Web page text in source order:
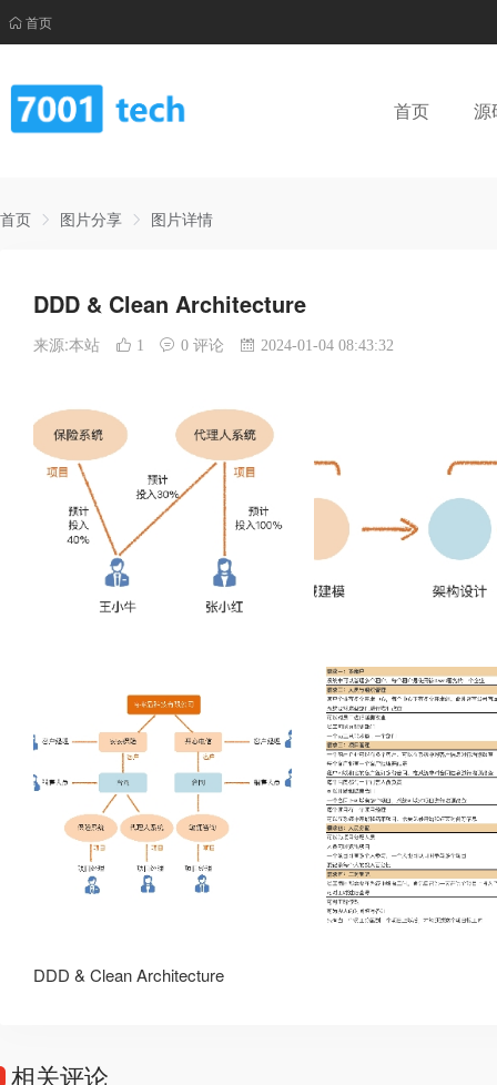
首页
首页 源
首页 图片分享 图片详情
DDD & Clean Architecture
来源:本站 1 0 评论 2024-01-04 08:43:32
DDD & Clean Architecture
相关评论